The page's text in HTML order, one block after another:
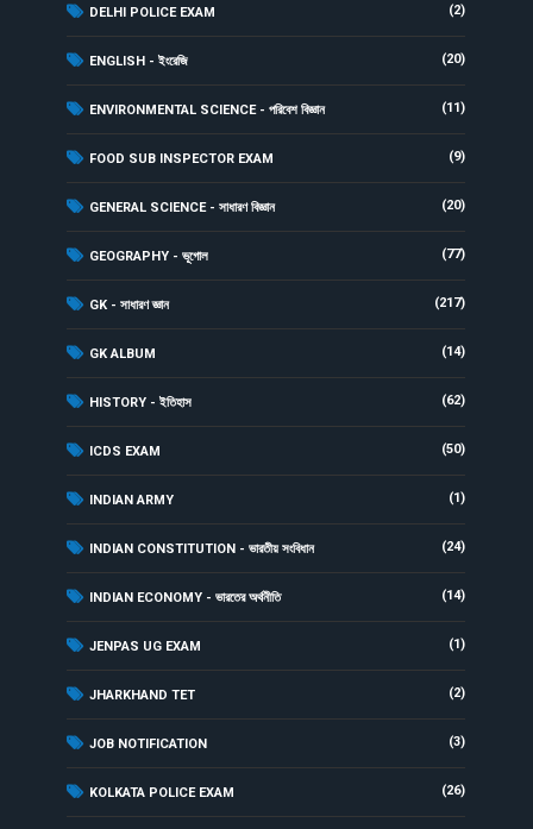
DELHI POLICE EXAM (2)
ENGLISH - ইংরেজি (20)
ENVIRONMENTAL SCIENCE - পরিবেশ বিজ্ঞান (11)
FOOD SUB INSPECTOR EXAM (9)
GENERAL SCIENCE - সাধারণ বিজ্ঞান (20)
GEOGRAPHY - ভূগোল (77)
GK - সাধারণ জ্ঞান (217)
GK ALBUM (14)
HISTORY - ইতিহাস (62)
ICDS EXAM (50)
INDIAN ARMY (1)
INDIAN CONSTITUTION - ভারতীয় সংবিধান (24)
INDIAN ECONOMY - ভারতের অর্থনীতি (14)
JENPAS UG EXAM (1)
JHARKHAND TET (2)
JOB NOTIFICATION (3)
KOLKATA POLICE EXAM (26)